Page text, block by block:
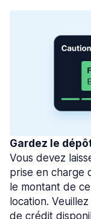
Gardez le
Vous devez
prise en charge
le montant de
location.
de crédit